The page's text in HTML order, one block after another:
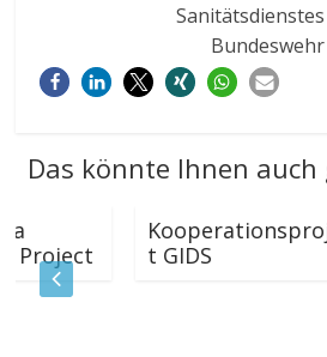
Bundeswehr
Das könnte Ihnen auch
Kooperationsprojek
t GIDS